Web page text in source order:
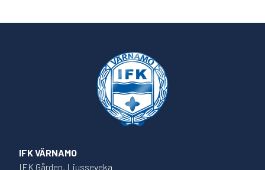
IFK VÄRNAMO
IFK Gården, Ljusseveka